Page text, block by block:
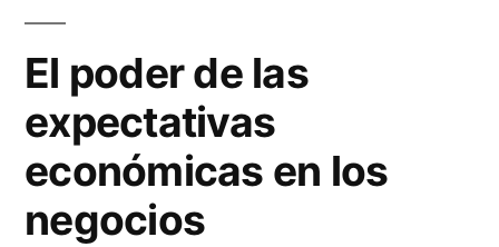
El poder de las
expectativas
económicas en los
negocios